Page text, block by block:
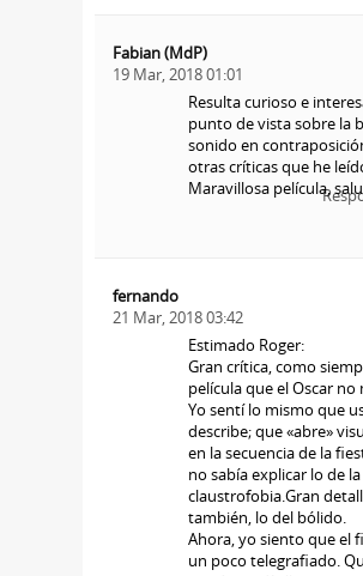
Fabian (MdP)
19 Mar, 2018 01:01
Resulta curioso e
punto de vista sobre la
sonido en
otras críticas que he
Maravillosa película,
fernando
21 Mar, 2018 03:42
Estimado Roger:
Gran crítica, como
película que el Oscar no
Yo sentí lo mismo que
describe; que «abre»
en la secuencia de la
no sabía explicar lo de la
claustrofobia.Gran
también, lo del bólido.
Ahora, yo siento que el
un poco telegrafiado.